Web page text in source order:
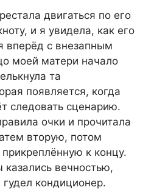
двигаться по его
и я увидела, как его
вперёд с внезапным
моей матери начало
та
появляется, когда
следовать сценарию.
очки и прочитала
вторую, потом
к концу.
вечностью,
кондиционер.